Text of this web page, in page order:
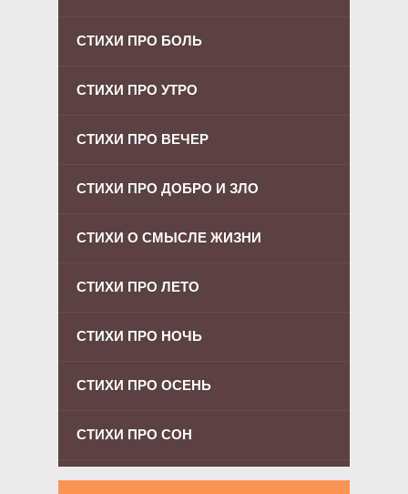
СТИХИ ПРО БОЛЬ
СТИХИ ПРО УТРО
СТИХИ ПРО ВЕЧЕР
СТИХИ ПРО ДОБРО И ЗЛО
СТИХИ О СМЫСЛЕ ЖИЗНИ
СТИХИ ПРО ЛЕТО
СТИХИ ПРО НОЧЬ
СТИХИ ПРО ОСЕНЬ
СТИХИ ПРО СОН